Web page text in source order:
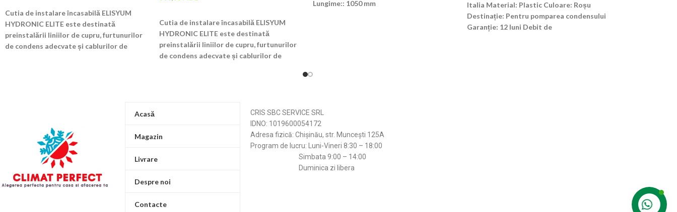
Cutia de instalare încasabilă ELISYUM
HYDRONIC ELITE este destinată
preinstalării liniilor de cupru, furtunurilor
de condens adecvate și cablurilor de
cleme de fixare pentru fixarea cablurilor.
Evacuarea condensului cu priză a cutiei de
instalare poate fi prevăzută cu suportul
pentru furtunul de condens în stânga sau
în dreapta. Pentru a facilita instalarea,
cutia de instalare este echipată cu o nivelă
Cutia de instalare încasabilă ELISYUM
HYDRONIC ELITE este destinată
preinstalării liniilor de cupru, furtunurilor
de condens adecvate și cablurilor de
electricitate, care pot fi sparte după cum
este necesar. (3 stânga, 3 dreapta, 4
deasupra, 12 în spate) Sunt furnizate două
cleme de fixare pentru fixarea cablurilor.
Lungime:: 1050 mm
Italia Material: Plastic Culoare: Roșu
Destinație: Pentru pomparea condensului
Garanție: 12 luni Debit de
Acasă
Magazin
Livrare
Despre noi
Contacte
CRIS SBC SERVICE SRL
IDNO: 1019600054172
Adresa fizică: Chișinău, str. Muncești 125A
Program de lucru: Luni-Vineri 8:30 – 18:00
Simbata 9:00 – 14:00
Duminica zi libera